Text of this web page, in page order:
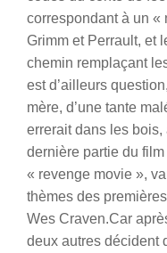
correspondant à un «
Grimm et Perrault, et
chemin remplaçant
est d’ailleurs
mère, d’une tante
errerait dans les
dernière partie du
« revenge movie »,
thèmes des
Wes Craven.Car
deux autres décident